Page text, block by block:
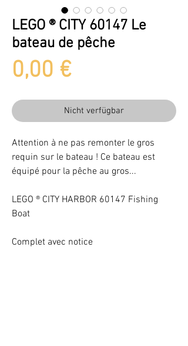
LEGO ® CITY 60147 Le
bateau de pêche
0,00 €Preis
Nicht verfügbar
Attention à ne pas remonter le gros
requin sur le bateau ! Ce bateau est
équipé pour la pêche au gros...
LEGO ® CITY HARBOR 60147 Fishing
Boat
Complet avec notice